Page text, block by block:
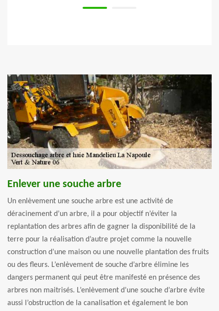
Enlever une souche arbre
Un enlèvement une souche arbre est une activité de
déracinement d’un arbre, il a pour objectif n’éviter la
replantation des arbres afin de gagner la disponibilité de la
terre pour la réalisation d’autre projet comme la nouvelle
construction d’une maison ou une nouvelle plantation des fruits
ou des fleurs. L’enlèvement de souche d’arbre élimine les
dangers permanent qui peut être manifesté en présence des
arbres non maitrisés. L’enlèvement d’une souche d’arbre évite
aussi l’obstruction de la canalisation et également le bon